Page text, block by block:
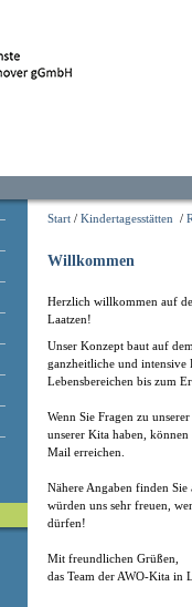
Start / Kindertagesstätten /
Willkommen
Herzlich willkommen auf
Laatzen!
Unser Konzept baut auf
ganzheitliche und
Lebensbereichen bis zum
Wenn Sie Fragen zu
unserer Kita haben,
Mail erreichen.
Nähere Angaben finden
würden uns sehr freuen,
dürfen!
Mit freundlichen Grüßen,
das Team der AWO-Kita in